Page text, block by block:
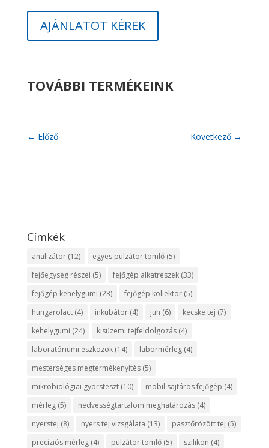
AJÁNLATOT KÉREK
TOVÁBBI TERMÉKEINK
← Előző Következő →
Címkék
analizátor(12) egyes pulzátor tömlő(5)
fejőegység részei (5) fejőgép alkatrészek(33)
fejőgép kehelygumi (23) fejőgép kollektor(5)
hungarolact(4) inkubátor(4) juh (6) kecske tej (7)
kehelygumi (24) kisüzemi tejfeldolgozás(4)
laboratóriumi eszközök(14) labormérleg(4)
mesterséges megtermékenyítés(5)
mikrobiológiai gyorsteszt(10) mobil sajtáros fejőgép (4)
mérleg(5) nedvességtartalom meghatározás(4)
nyerstej (8) nyers tej vizsgálata (13) pasztőrözött tej (5)
precíziós mérleg(4) pulzátor tömlő(5) szilikon (4)